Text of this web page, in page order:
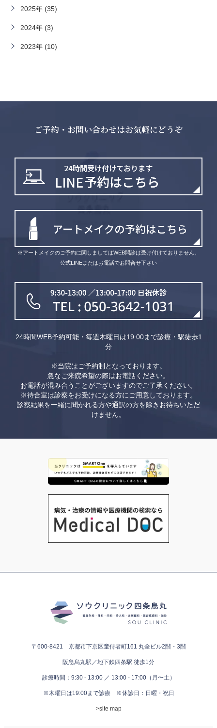
2025年 (35)
2024年 (3)
2023年 (10)
ご予約・お問い合わせはお気軽にどうぞ
※アートメイクのご予約に関しましてはWEB問診は受け付けておりません。
公式LINEまたはお電話でお問合せ下さい
24時間WEB予約可能・毎週木曜日は19:00まで診療・駅徒歩1
分
※当院はご予約制となっております。
急なご来院希望の際はお電話ください。
お電話が混み合うことがございますのでご了承ください。
※待合室は診察をお受けになる方にご用意しております。
診察結果を一緒に聞かれる方や通訳の方を除きお待ちいただ
けません。
〒600-8421 京都市下京区童侍者町161 丸全ビル2階・3階
阪急烏丸駅／地下鉄四条駅 徒歩1分
診療時間：9:30 - 13:00 ／ 13:00 - 17:00（月〜土）
※木曜日は19:00まで診療 ※休診日：日曜・祝日
>site map